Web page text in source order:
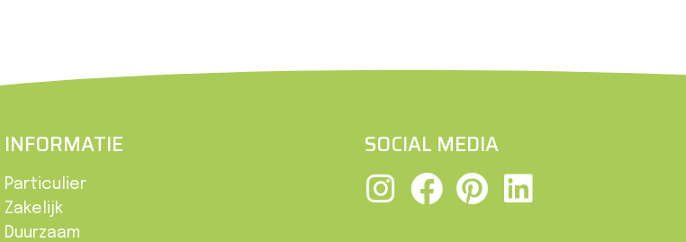
INFORMATIE
Particulier
Zakelijk
Duurzaam
SOCIAL MEDIA